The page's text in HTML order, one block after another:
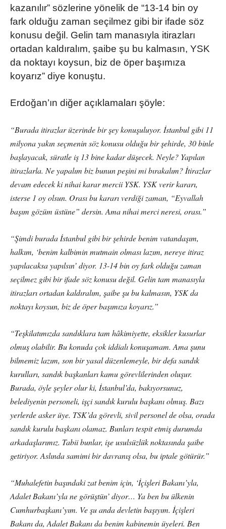
kazanılır” sözlerine yönelik de “13-14 bin oy
fark olduğu zaman seçilmez gibi bir ifade söz
konusu değil. Gelin tam manasıyla itirazları
ortadan kaldıralım, şaibe şu bu kalmasın, YSK
da noktayı koysun, biz de öper başımıza
koyarız” diye konuştu.
Erdoğan’ın diğer açıklamaları şöyle:
“Burada itirazlar üzerinde bir şey konuşuluyor. İstanbul gibi 11
milyona yakın seçmenin söz konusu olduğu bir şehirde, 30 binle
başlayacak, süratle iş 13 bine kadar düşecek. Neyle? Yapılan
itirazlarla. Ne yapalım biz bunun peşini mi bırakalım? İtirazlar
devam edecek ki nihai karar mercii YSK. YSK verir kararı,
isterse 1 oy olsun. Orası bu kararı verdiği zaman, “Eyvallah
başım gözüm üstüne” dersin. Ama nihai merci neresi, orası.”
“Şimdi burada İstanbul gibi bir şehirde benim vatandaşım,
halkım, ‘benim kalbimin mutmain olması lazım, nereye itiraz
yapılacaksa yapılsın’ diyor. 13-14 bin oy fark olduğu zaman
seçilmez gibi bir ifade söz konusu değil. Gelin tam manasıyla
itirazları ortadan kaldıralım, şaibe şu bu kalmasın, YSK da
noktayı koysun, biz de öper başımıza koyarız.”
“Teşkilatımızda sandıklara tam hâkimiyette, eksikler kusurlar
olmuş olabilir. Bu konuda çok iddialı konuşamam. Ama şunu
bilmemiz lazım, son bir yasal düzenlemeyle, bir defa sandık
kurulları, sandık başkanları kamu görevlilerinden oluşur.
Burada, öyle şeyler olur ki, İstanbul’da, bakıyorsunuz,
belediyenin personeli, işçi sandık kurulu başkanı olmuş. Bazı
yerlerde asker üye. TSK’da görevli, sivil personel de olsa, orada
sandık kurulu başkanı olamaz. Bunları tespit etmiş durumda
arkadaşlarımız. Tabii bunlar, işe usulsüzlük noktasında şaibe
getiriyor. Aslında samimi bir davranış olsa, bu iptale götürür.”
“Muhalefetin başındaki zat benim için, ‘İçişleri Bakanı’yla,
Adalet Bakanı’yla ne görüştün’ diyor… Ya ben bu ülkenin
Cumhurbaşkanı’yım. Ve şu anda devletin başıyım. İçişleri
Bakanı da, Adalet Bakanı da benim kabinemin üyeleri. Ben